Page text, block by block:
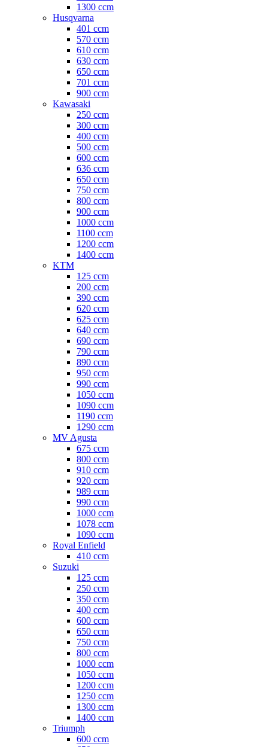
1300 ccm
Husqvarna
401 ccm
570 ccm
610 ccm
630 ccm
650 ccm
701 ccm
900 ccm
Kawasaki
250 ccm
300 ccm
400 ccm
500 ccm
600 ccm
636 ccm
650 ccm
750 ccm
800 ccm
900 ccm
1000 ccm
1100 ccm
1200 ccm
1400 ccm
KTM
125 ccm
200 ccm
390 ccm
620 ccm
625 ccm
640 ccm
690 ccm
790 ccm
890 ccm
950 ccm
990 ccm
1050 ccm
1090 ccm
1190 ccm
1290 ccm
MV Agusta
675 ccm
800 ccm
910 ccm
920 ccm
989 ccm
990 ccm
1000 ccm
1078 ccm
1090 ccm
Royal Enfield
410 ccm
Suzuki
125 ccm
250 ccm
350 ccm
400 ccm
600 ccm
650 ccm
750 ccm
800 ccm
1000 ccm
1050 ccm
1200 ccm
1250 ccm
1300 ccm
1400 ccm
Triumph
600 ccm